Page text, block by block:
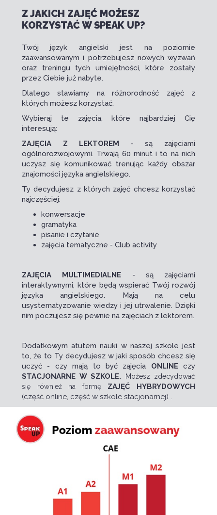
Z JAKICH ZAJĘĆ MOŻESZ
KORZYSTAĆ W SPEAK UP?
Twój język angielski jest na poziomie
zaawansowanym i potrzebujesz nowych wyzwań
oraz treningu tych umiejętności, które zostały
przez Ciebie już nabyte.
Dlatego stawiamy na różnorodność zajęć z
których możesz korzystać.
Wybieraj te zajęcia, które najbardziej Cię
interesują:
ZAJĘCIA Z LEKTOREM
- są zajęciami
ogólnorozwojowymi. Trwają 60 minut i to na nich
uczysz się komunikować trenując każdy obszar
znajomości języka angielskiego.
Ty decydujesz z których zajęć chcesz korzystać
najczęściej:
konwersacje
gramatyka
pisanie i czytanie
zajęcia tematyczne - Club activity
ZAJĘCIA MULTIMEDIALNE - są zajęciami
interaktywnymi, które będą wspierać Twój rozwój
języka angielskiego. Mają na celu
usystematyzowanie wiedzy i jej utrwalenie. Dzięki
nim poczujesz się pewnie na zajęciach z lektorem.
Dodatkowym atutem nauki w naszej szkole jest
to, że to Ty decydujesz w jaki sposób chcesz się
uczyć - czy mają to być zajęcia ONLINEczy
STACJONARNE W SZKOLE.
Możesz zdecydować
się również na formę ZAJĘĆ HYBRYDOWYCH
(część online, część w szkole stacjonarnej) .